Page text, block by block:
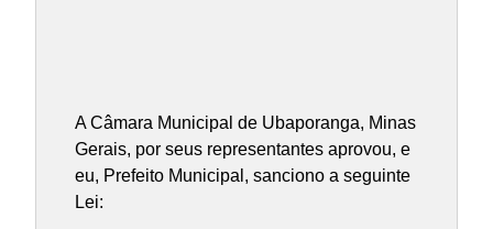
A Câmara Municipal de Ubaporanga, Minas
Gerais, por seus representantes aprovou, e
eu, Prefeito Municipal, sanciono a seguinte
Lei: